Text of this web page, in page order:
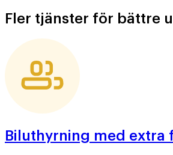
Fler tjänster för bättre
Biluthyrning med extra